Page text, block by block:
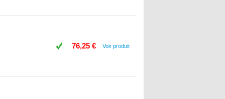
76,25 € Voir produit